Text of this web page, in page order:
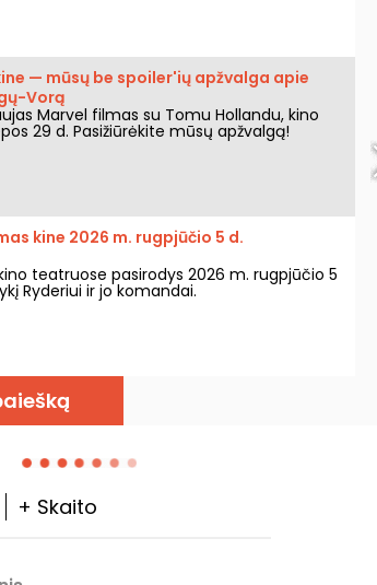
— mūsų be spoiler'ių apžvalga apie
Vorą
Marvel filmas su Tomu Hollandu, kino
29 d. Pasižiūrėkite mūsų apžvalgą!
kine 2026 m. rugpjūčio 5 d.
teatruose pasirodys 2026 m. rugpjūčio 5
Ryderiui ir jo komandai.
+ Skaito